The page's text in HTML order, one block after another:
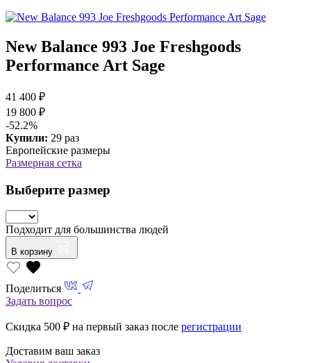
New Balance 993 Joe Freshgoods
Performance Art Sage
41 400 ₽
19 800 ₽
-52.2%
Купили: 29 раз
Европейские размеры
Размерная сетка
Выберите размер
Подходит для большинства людей
В корзину
Поделиться
Задать вопрос
Скидка 500 ₽ на первый заказ после регистрации
Доставим ваш заказ